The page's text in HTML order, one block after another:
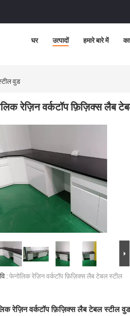
घर उत्पादों हमारे बारे में
वुड
रेज़िन वर्कटॉप फ़िज़िक्स लैब
: फेनोलिक रेज़िन वर्कटॉप फ़िज़िक्स लैब टेबल स्टील
रेज़िन वर्कटॉप फ़िज़िक्स लैब टेबल स्टील वुड